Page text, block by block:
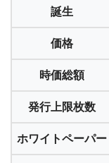
誕生
価格
時価総額
発行上限枚数
ホワイトペーパー